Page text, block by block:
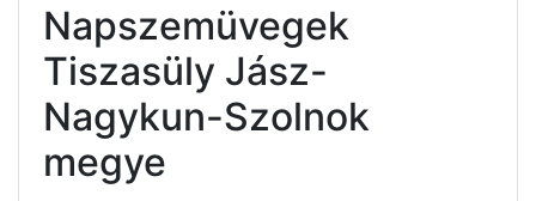
Napszemüvegek
Tiszasüly Jász-
Nagykun-Szolnok
megye